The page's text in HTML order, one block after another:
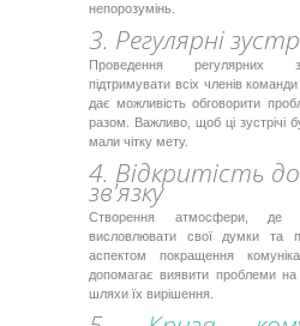
непорозумінь.
3. Регулярні
Проведення регулярних
підтримувати всіх членів
дає можливість обговорити
разом. Важливо, щоб ці зустрічі
мали чітку мету.
4. Відкритість
зв'язку
Створення атмосфери, де
висловлювати свої думки та
аспектом покращення
допомагає виявити проблеми на
шляхи їх вирішення.